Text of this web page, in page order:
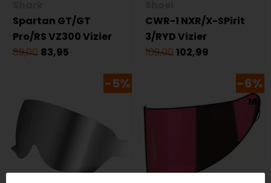
Spartan GT/GT
Pro/RS VZ300 Vizier
89,00 83,95
CWR-1 NXR/X-SPirit
3/RYD Vizier
109,00 102,99
-5% -6%